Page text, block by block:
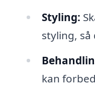
Styling:
styling,
kan